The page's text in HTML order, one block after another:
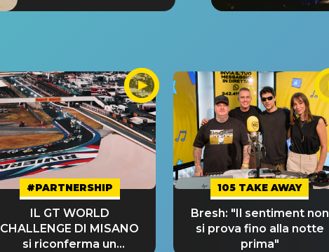
#PARTNERSHIP
IL GT WORLD
CHALLENGE DI MISANO
si riconferma un
105 TAKE AWAY
Bresh: "Il sentiment non
si prova fino alla notte
prima"